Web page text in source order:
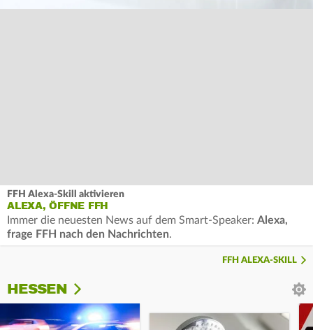
FFH Alexa-Skill aktivieren
ALEXA, ÖFFNE FFH
Immer die neuesten News auf dem Smart-Speaker: Alexa,
frage FFH nach den Nachrichten.
FFH ALEXA-SKILL
HESSEN